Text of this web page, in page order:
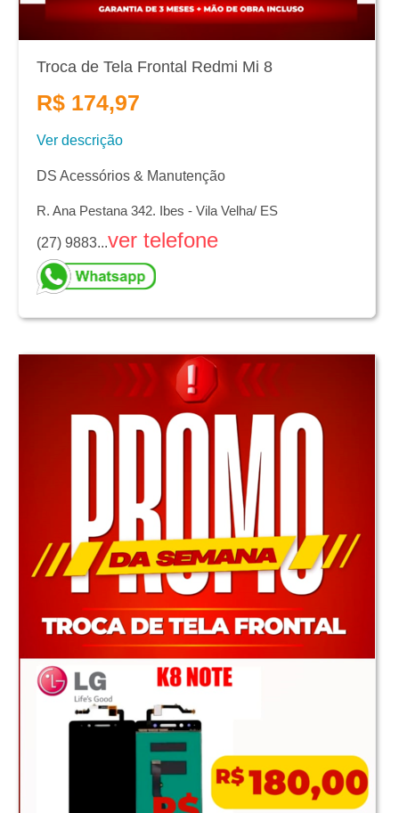
Troca de Tela Frontal Redmi Mi 8
R$ 174,97
Ver descrição
DS Acessórios & Manutenção
R. Ana Pestana 342. Ibes - Vila Velha/ ES
(27) 9883...ver telefone